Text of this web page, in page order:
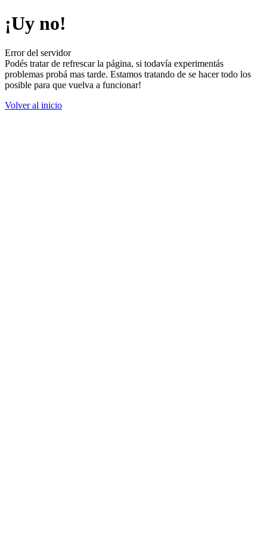
¡Uy no!
Error del servidor
Podés tratar de refrescar la página, si todavía experimentás
problemas probá mas tarde. Estamos tratando de se hacer todo los
posible para que vuelva a funcionar!
Volver al inicio